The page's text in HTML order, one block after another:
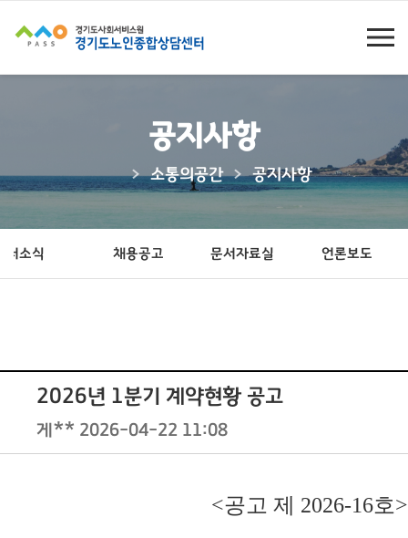
공지사항
소통의공간 공지사항
터소식 채용공고 문서자료실 언론보도
용
2026년 1분기 계약현황 공고
게** 2026-04-22 11:08
<공고 제 2026-16호>